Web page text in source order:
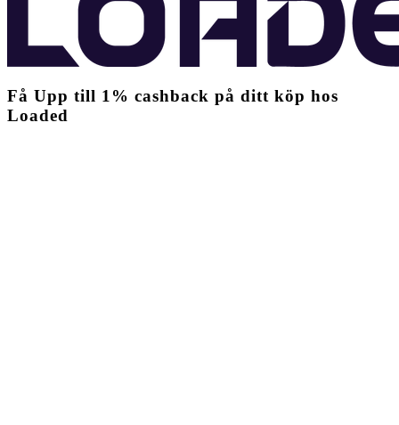
Få Upp till 1% cashback på ditt köp hos
Loaded